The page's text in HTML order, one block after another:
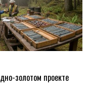
золотом проекте